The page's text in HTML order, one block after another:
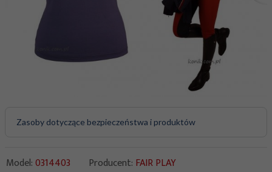
Zasoby dotyczące bezpieczeństwa i produktów
Model:0314403 Producent: FAIR PLAY